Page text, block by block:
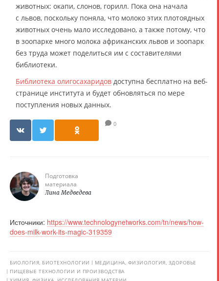
животных: окапи, слонов, горилл. Пока она начала
с львов, поскольку поняла, что молоко этих плотоядных
животных очень мало исследовано, а также потому, что
в зоопарке много молока африканских львов и зоопарк
без труда может поделиться им с составителями
библиотеки.
Библиотека олигосахаридов доступна бесплатно на веб-
странице института и будет обновляться по мере
поступления новых данных.
0
Подготовка
материала
Лина Медведева
Источники: https://www.technologynetworks.com/tn/news/how-
does-milk-work-its-magic-319359
БИОЛОГИЯ, БИОТЕХНОЛОГИИ
МЕДИЦИНА, ФИЗИОЛОГИЯ, ЗДОРОВЬЕ
ПИЩЕВЫЕ ТЕХНОЛОГИИ И ПРОИЗВОДСТВА